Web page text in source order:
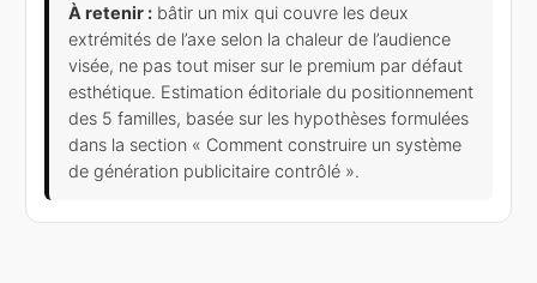
À retenir :bâtir un mix qui couvre les deux
extrémités de l’axe selon la chaleur de l’audience
visée, ne pas tout miser sur le premium par défaut
esthétique. Estimation éditoriale du positionnement
des 5 familles, basée sur les hypothèses formulées
dans la section « Comment construire un système
de génération publicitaire contrôlé ».